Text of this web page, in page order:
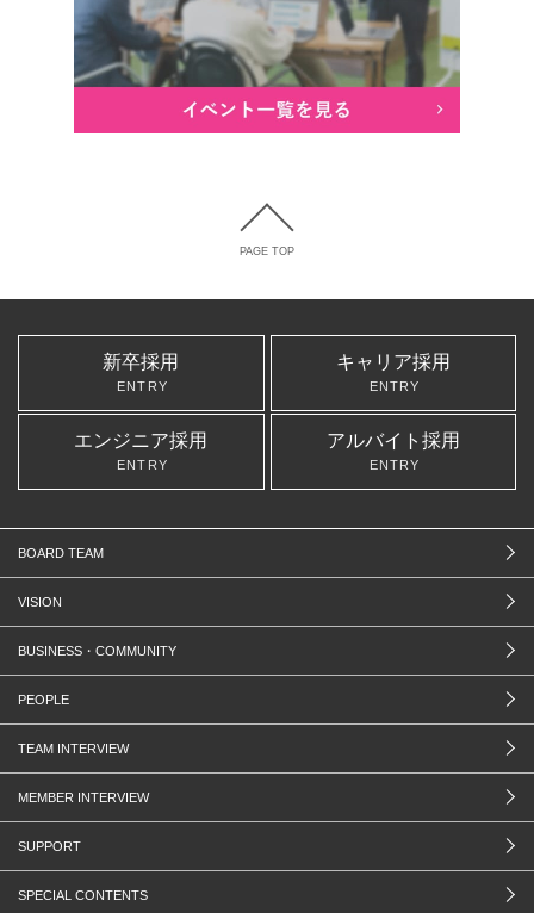
PAGE TOP
新卒採用
ENTRY
キャリア採用
ENTRY
エンジニア採用
ENTRY
アルバイト採用
ENTRY
BOARD TEAM
VISION
BUSINESS・COMMUNITY
PEOPLE
TEAM INTERVIEW
MEMBER INTERVIEW
SUPPORT
SPECIAL CONTENTS